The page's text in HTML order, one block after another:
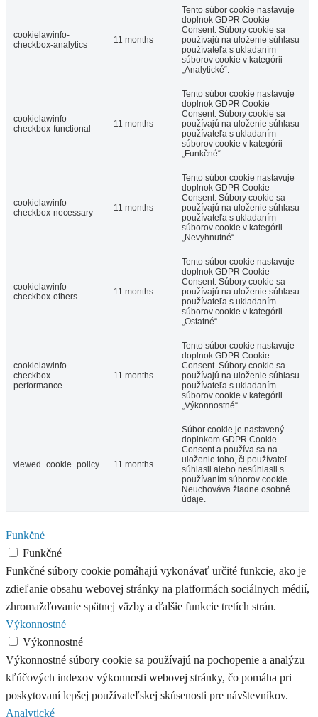
cookielawinfo-
checkbox-analytics
11 months
Tento súbor cookie nastavuje
doplnok GDPR Cookie
Consent. Súbory cookie sa
používajú na uloženie súhlasu
používateľa s ukladaním
súborov cookie v kategórii
„Analytické“.
cookielawinfo-
checkbox-functional
11 months
Tento súbor cookie nastavuje
doplnok GDPR Cookie
Consent. Súbory cookie sa
používajú na uloženie súhlasu
používateľa s ukladaním
súborov cookie v kategórii
„Funkčné“.
cookielawinfo-
checkbox-necessary
11 months
Tento súbor cookie nastavuje
doplnok GDPR Cookie
Consent. Súbory cookie sa
používajú na uloženie súhlasu
používateľa s ukladaním
súborov cookie v kategórii
„Nevyhnutné“.
cookielawinfo-
checkbox-others
11 months
Tento súbor cookie nastavuje
doplnok GDPR Cookie
Consent. Súbory cookie sa
používajú na uloženie súhlasu
používateľa s ukladaním
súborov cookie v kategórii
„Ostatné“.
cookielawinfo-
checkbox-
performance
11 months
Tento súbor cookie nastavuje
doplnok GDPR Cookie
Consent. Súbory cookie sa
používajú na uloženie súhlasu
používateľa s ukladaním
súborov cookie v kategórii
„Výkonnostné“.
viewed_cookie_policy 11 months
Súbor cookie je nastavený
doplnkom GDPR Cookie
Consent a používa sa na
uloženie toho, či používateľ
súhlasil alebo nesúhlasil s
používaním súborov cookie.
Neuchováva žiadne osobné
údaje.
Funkčné
Funkčné
Funkčné súbory cookie pomáhajú vykonávať určité funkcie, ako je
zdieľanie obsahu webovej stránky na platformách sociálnych médií,
zhromažďovanie spätnej väzby a ďalšie funkcie tretích strán.
Výkonnostné
Výkonnostné
Výkonnostné súbory cookie sa používajú na pochopenie a analýzu
kľúčových indexov výkonnosti webovej stránky, čo pomáha pri
poskytovaní lepšej používateľskej skúsenosti pre návštevníkov.
Analytické